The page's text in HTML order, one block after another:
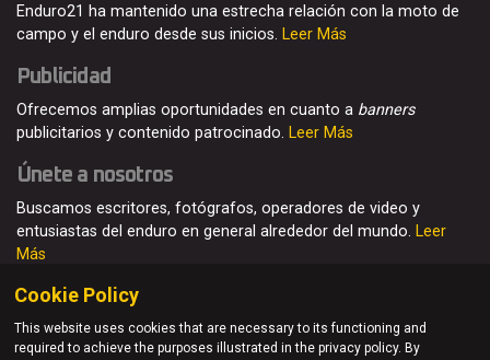
Enduro21 ha mantenido una estrecha relación con la moto de
campo y el enduro desde sus inicios. Leer Más
Publicidad
Ofrecemos amplias oportunidades en cuanto a banners
publicitarios y contenido patrocinado. Leer Más
Únete a nosotros
Buscamos escritores, fotógrafos, operadores de video y
entusiastas del enduro en general alrededor del mundo. Leer
Más
Cookie Policy
This website uses cookies that are necessary to its functioning and
required to achieve the purposes illustrated in the privacy policy. By